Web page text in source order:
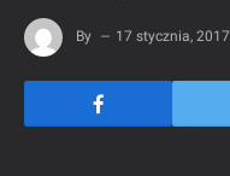
By 17 stycznia, 2017